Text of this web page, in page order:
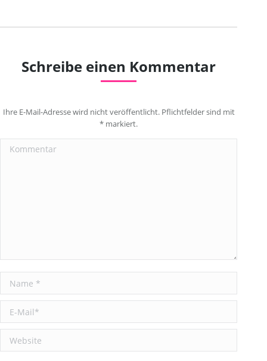
Schreibe einen Kommentar
Ihre E-Mail-Adresse wird nicht veröffentlicht. Pflichtfelder sind mit
* markiert.
Kommentar
Name *
E-Mail *
Website